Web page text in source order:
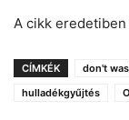
A cikk
CÍMKÉK don't
hulladékgyűjtés